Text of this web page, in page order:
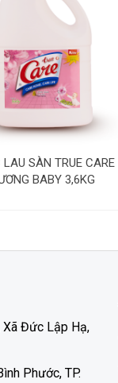
LAU SÀN TRUE CARE
BABY 3,6KG
Xã Đức Lập Hạ,
Phước, TP.